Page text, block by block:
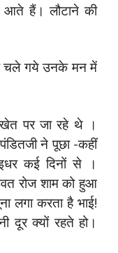
आते हैं। लौटाने की
चले गये उनके मन में
पर जा रहे थे ।
ने पूछा -कहीं
कई दिनों से ।
रोज शाम को हुआ
लगा करता है भाई!
दूर क्यों रहते हो।